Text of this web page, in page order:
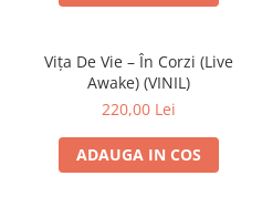
Vița De Vie – În Corzi (Live
Awake) (VINIL)
220,00 Lei
ADAUGA IN COS